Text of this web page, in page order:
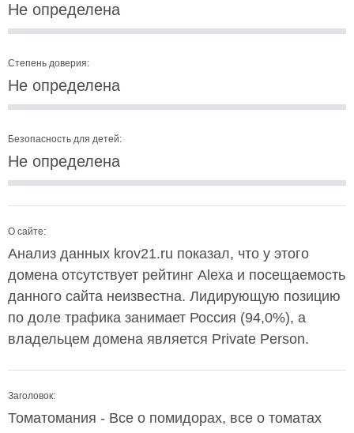
Не определена
Степень доверия:
Не определена
Безопасность для детей:
Не определена
О сайте:
Анализ данных krov21.ru показал, что у этого
домена отсутствует рейтинг Alexa и посещаемость
данного сайта неизвестна. Лидирующую позицию
по доле трафика занимает Россия (94,0%), а
владельцем домена является Private Person.
Заголовок:
Томатомания - Все о помидорах, все о томатах